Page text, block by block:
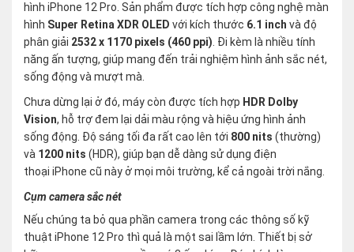
hình iPhone 12 Pro. Sản phẩm được tích hợp công nghệ màn
hình Super Retina XDR OLED với kích thước 6.1 inch và độ
phân giải 2532 x 1170 pixels (460 ppi). Đi kèm là nhiều tính
năng ấn tượng, giúp mang đến trải nghiệm hình ảnh sắc nét,
sống động và mượt mà.
Chưa dừng lại ở đó, máy còn được tích hợp HDR Dolby
Vision, hỗ trợ đem lại dải màu rộng và hiệu ứng hình ảnh
sống động. Độ sáng tối đa rất cao lên tới 800 nits (thường)
và 1200 nits (HDR), giúp bạn dễ dàng sử dụng điện
thoại iPhone cũ này ở mọi môi trường, kể cả ngoài trời nắng.
Cụm camera sắc nét
Nếu chúng ta bỏ qua phần camera trong các thông số kỹ
thuật iPhone 12 Pro thì quả là một sai lầm lớn. Thiết bị sở